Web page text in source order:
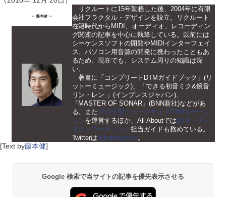
＝ 藤本健 ＝
リクルートに15年勤務した後、2004年に有限
会社フラクタル・デザインを設立。リクルート
在籍時代からMIDI、オーディオ、レコーディン
グ関連の記事を中心に執筆している。以前には
シーケンスソフトの開発やMIDIインターフェイ
ス、パソコン用音源の開発に携わったこともあ
るため、現在でも、システム周りの知識は深
い。
著書に「コンプリートDTMガイドブック」(リ
ットーミュージック)、「できる初音ミク&鏡音
リン・レン 」(インプレスジャパン)、
「MASTER OF SONAR」(BNN新社)などがあ
る。またブログ型ニュースサイトDTMステーシ
ョンを運営するほか、All Aboutでは DTM・デジ
タルレコーディング担当ガイドも務めている。
Twitterは@kenfujimoto。
[Text by藤本健]
Google 検索で当サイトの記事を優先表示させる